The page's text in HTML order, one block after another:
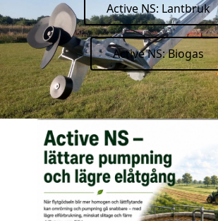
Active NS: Lantbruk
Active NS: Biogas